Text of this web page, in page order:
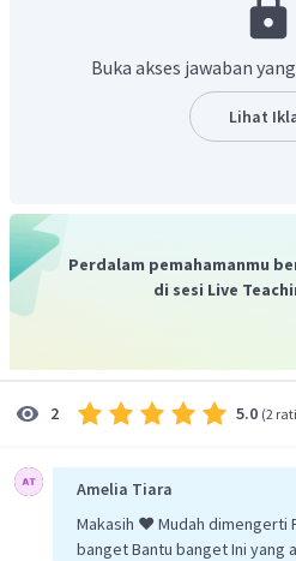
Jadi, jarak sebenarnya antara
Buka akses jawaban
Lihat
Perdalam pemahamanmu
di sesi Live
2 5.0 (2
Amelia Tiara
Makasih ❤️ Mudah dimengerti
banget Bantu banget Ini yang